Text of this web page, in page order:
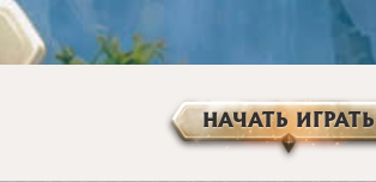
НАЧАТЬ ИГРАТЬ